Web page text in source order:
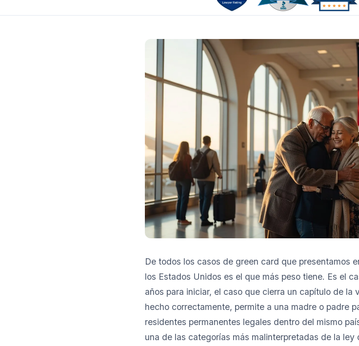
De todos los casos de green card que presentamos
los Estados Unidos es el que más peso tiene. Es el
años para iniciar, el caso que cierra un capítulo de la
hecho correctamente, permite a una madre o padre
residentes permanentes legales dentro del mismo
una de las categorías más malinterpretadas de la